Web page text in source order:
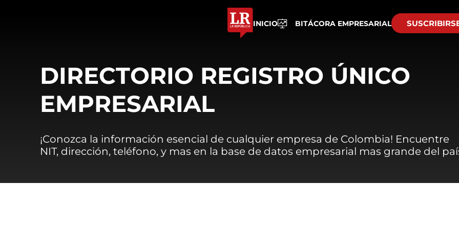
INICIO BITÁCORA EMPRESARIAL
DIRECTORIO REGISTRO ÚNICO
EMPRESARIAL
¡Conozca la información esencial de cualquier empresa de Colombia! Encuentre
NIT, dirección, teléfono, y mas en la base de datos empresarial mas grande del